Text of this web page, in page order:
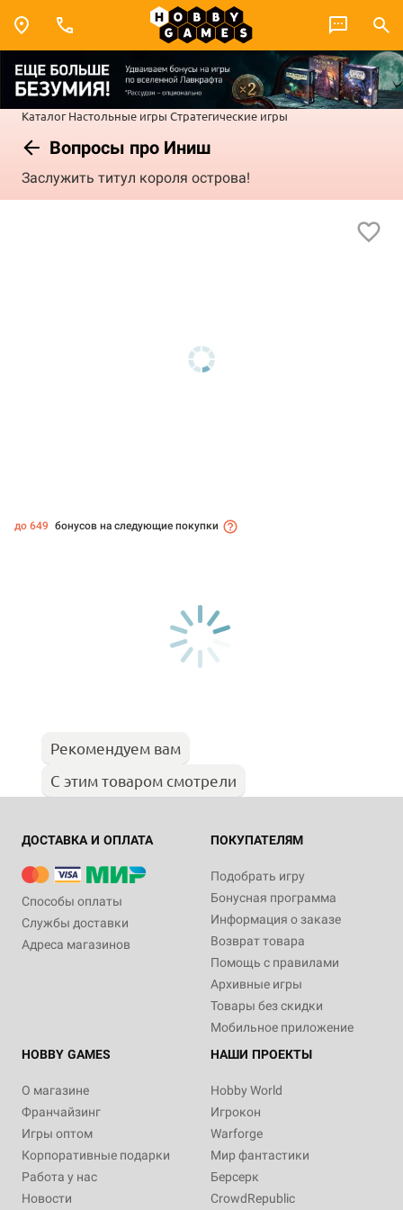
Каталог Настольные игры Стратегические игры
Вопросы про Иниш
Заслужить титул короля острова!
до 649 бонусов на следующие покупки
Рекомендуем вам
С этим товаром смотрели
ДОСТАВКА И ОПЛАТА
Способы оплаты
Службы доставки
Адреса магазинов
ПОКУПАТЕЛЯМ
Подобрать игру
Бонусная программа
Информация о заказе
Возврат товара
Помощь с правилами
Архивные игры
Товары без скидки
Мобильное приложение
HOBBY GAMES
О магазине
Франчайзинг
Игры оптом
Корпоративные подарки
Работа у нас
Новости
НАШИ ПРОЕКТЫ
Hobby World
Игрокон
Warforge
Мир фантастики
Берсерк
CrowdRepublic